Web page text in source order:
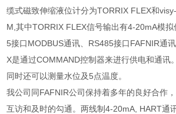
缆式磁致伸缩液位计分为TORRIX FLEX和
M,其中TORRIX FLEX信号输出有4-20mA模
5接口MODBUS通讯、RS485接口FAFNIR通
X是通过COMMAND控制器来进行供电和通讯
同时还可以测量水位及5点温度。
我公司同FAFNIR公司保持着多年的良好合作
互访和及时的勾通。两线制4-20mA, HART通